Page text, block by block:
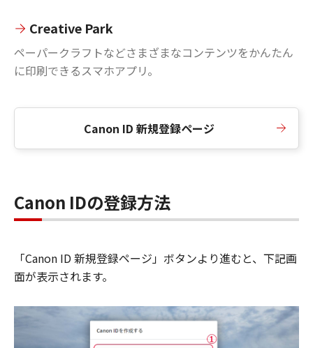
Creative Park
ペーパークラフトなどさまざまなコンテンツをかんたん
に印刷できるスマホアプリ。
Canon ID 新規登録ページ
Canon IDの登録方法
「Canon ID 新規登録ページ」ボタンより進むと、下記画
面が表示されます。